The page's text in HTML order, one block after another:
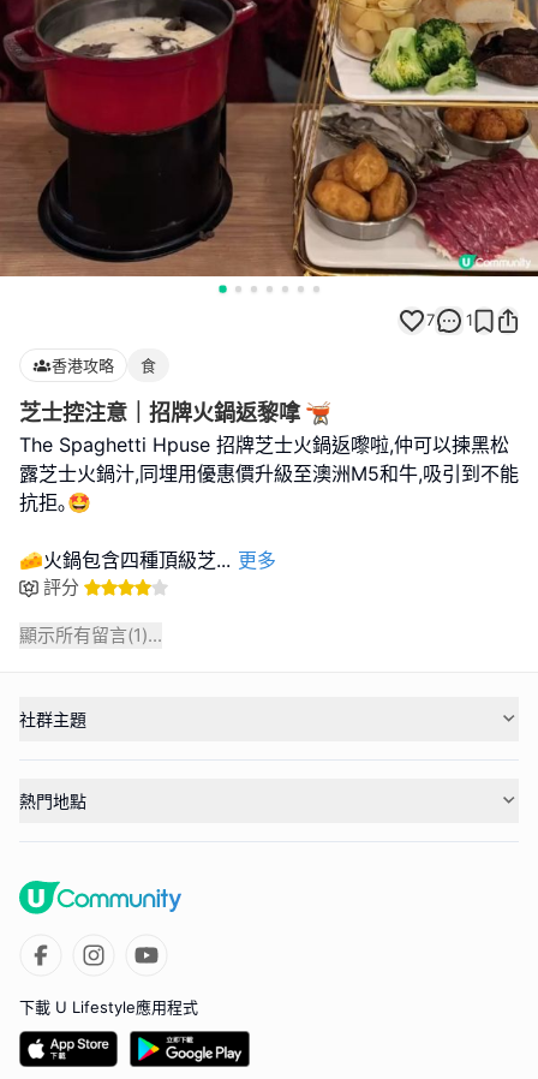
7 1
香港攻略 食
芝士控注意｜招牌火鍋返黎嗱 🫕
The Spaghetti Hpuse 招牌芝士火鍋返嚟啦,仲可以揀黑松
露芝士火鍋汁,同埋用優惠價升級至澳洲M5和牛,吸引到不能
抗拒｡🤩
🧀火鍋包含四種頂級芝... 更多
評分
顯示所有留言(1)...
社群主題
熱門地點
下載 U Lifestyle應用程式